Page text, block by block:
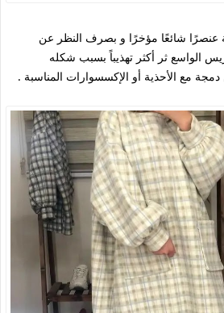
عنصرًا شائعًا مؤخرًا و بصرف النظر عن
الواسع ثر أكثر تهذيباً بسبب شكله
مع الأحذية أو الإكسسوارات المناسبة .